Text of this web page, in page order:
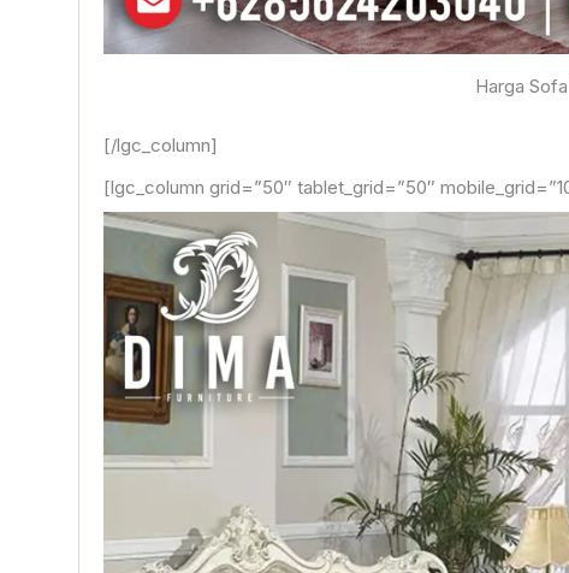
Harga
[/lgc_column]
[lgc_column grid=”50″ tablet_grid=”50″